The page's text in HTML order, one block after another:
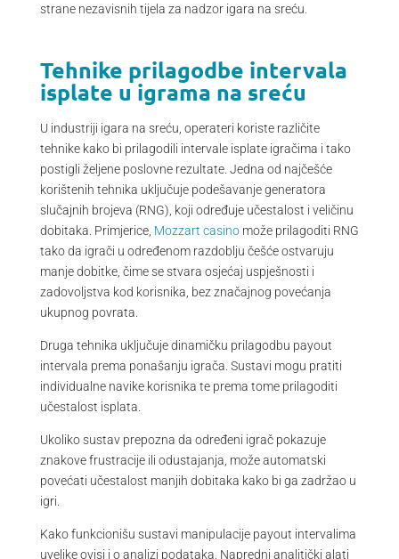
strane nezavisnih tijela za nadzor igara na sreću.
Tehnike prilagodbe intervala
isplate u igrama na sreću
U industriji igara na sreću, operateri koriste različite
tehnike kako bi prilagodili intervale isplate igračima i tako
postigli željene poslovne rezultate. Jedna od najčešće
korištenih tehnika uključuje podešavanje generatora
slučajnih brojeva (RNG), koji određuje učestalost i veličinu
dobitaka. Primjerice, Mozzart casinomože prilagoditi RNG
tako da igrači u određenom razdoblju češće ostvaruju
manje dobitke, čime se stvara osjećaj uspješnosti i
zadovoljstva kod korisnika, bez značajnog povećanja
ukupnog povrata.
Druga tehnika uključuje dinamičku prilagodbu payout
intervala prema ponašanju igrača. Sustavi mogu pratiti
individualne navike korisnika te prema tome prilagoditi
učestalost isplata.
Ukoliko sustav prepozna da određeni igrač pokazuje
znakove frustracije ili odustajanja, može automatski
povećati učestalost manjih dobitaka kako bi ga zadržao u
igri.
Kako funkcionišu sustavi manipulacije payout intervalima
uvelike ovisi i o analizi podataka. Napredni analitički alati